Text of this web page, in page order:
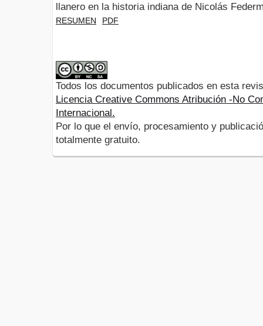
llanero en la historia indiana de Nicolás
RESUMEN PDF
Todos los documentos publicados en esta
Licencia Creative Commons Atribución -No
Internacional.
Por lo que el envío, procesamiento y
totalmente gratuito.